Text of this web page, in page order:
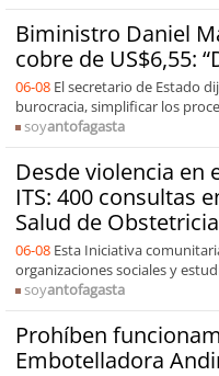
Biministro Daniel
cobre de US$6,55:
06-08 El secretario de Estado
burocracia, simplificar los
soyantofagasta
Desde violencia en
ITS: 400 consultas
Salud de
06-08 Esta Iniciativa
organizaciones sociales y
soyantofagasta
Prohíben
Embotelladora